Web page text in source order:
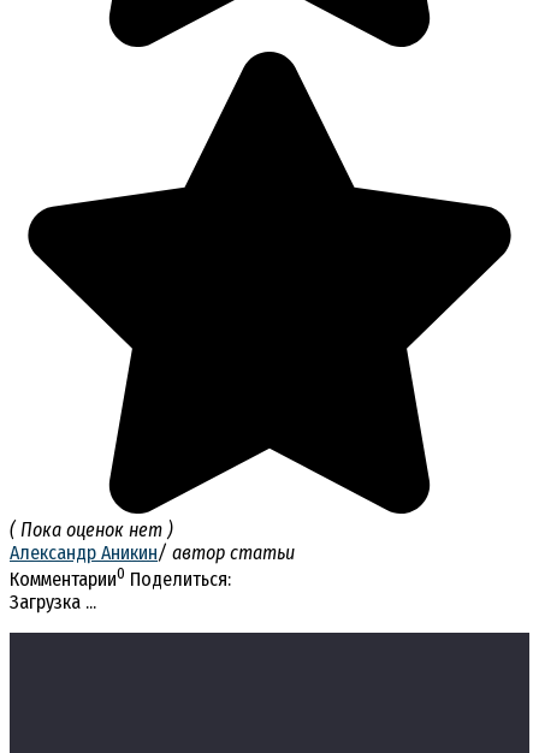
( Пока оценок нет )
Александр Аникин/ автор статьи
Комментарии0 Поделиться:
Загрузка ...